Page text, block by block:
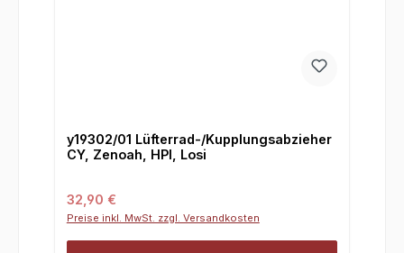
y19302/01 Lüfterrad-/Kupplungsabzieher
CY, Zenoah, HPI, Losi
Regulärer Preis:
32,90 €
Preise inkl. MwSt. zzgl. Versandkosten